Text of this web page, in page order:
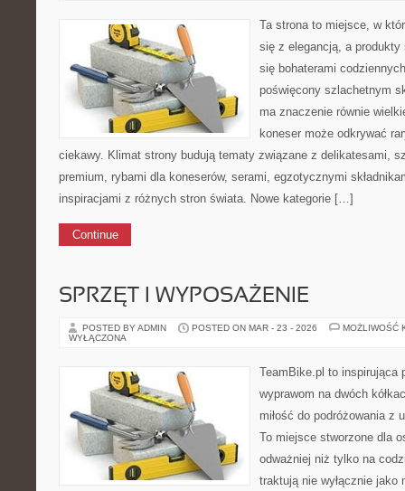
Ta strona to miejsce, w
się z elegancją, a
się bohaterami
poświęcony szlachetnym
ma znaczenie równie
koneser może odkrywać
ciekawy. Klimat strony budują tematy związane z delikatesami,
premium, rybami dla koneserów, serami, egzotycznymi
inspiracjami z różnych stron świata. Nowe kategorie […]
Continue
SPRZĘT I WYPOSAŻENIE
POSTED BY ADMIN POSTED ON MAR - 23 - 2026
MOŻLIWOŚĆ
WYŁĄCZONA
TeamBike.pl to inspirująca
wyprawom na dwóch
miłość do podróżowania z
To miejsce stworzone dla
odważniej niż tylko na
traktują nie wyłącznie jako